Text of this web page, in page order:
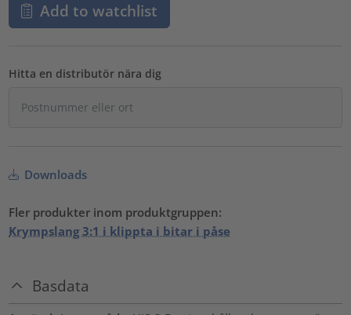
Add to watchlist
Hitta en distributör nära dig
Downloads
Fler produkter inom produktgruppen:
Krympslang 3:1 i klippta i bitar i påse
Basdata